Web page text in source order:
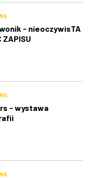
- nieoczywisTA
ZAPISU
- wystawa